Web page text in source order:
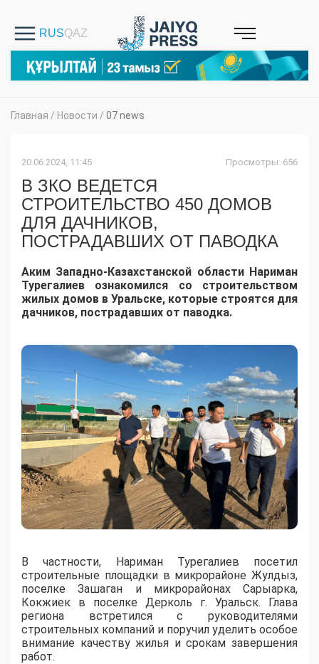
Главная / Новости / 07 news
20.06.2024, 11:45 Просмотры: 656
В ЗКО ВЕДЕТСЯ
СТРОИТЕЛЬСТВО 450 ДОМОВ
ДЛЯ ДАЧНИКОВ,
ПОСТРАДАВШИХ ОТ ПАВОДКА
Аким Западно-Казахстанской области Нариман
Турегалиев ознакомился со строительством
жилых домов в Уральске, которые строятся для
дачников, пострадавших от паводка.
В частности, Нариман Турегалиев посетил
строительные площадки в микрорайоне Жулдыз,
поселке Зашаган и микрорайонах Сарыарка,
Кокжиек в поселке Дерколь г. Уральск. Глава
региона встретился с руководителями
строительных компаний и поручил уделить особое
внимание качеству жилья и срокам завершения
работ.